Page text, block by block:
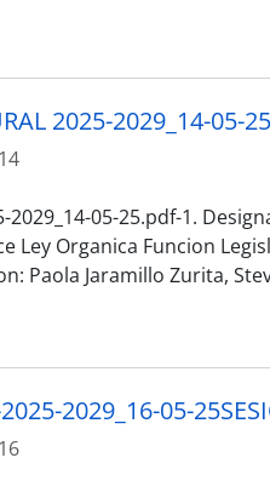
2029_14-05-25.pdf-1.
Ley Organica Funcion
Paola Jaramillo Zurita,